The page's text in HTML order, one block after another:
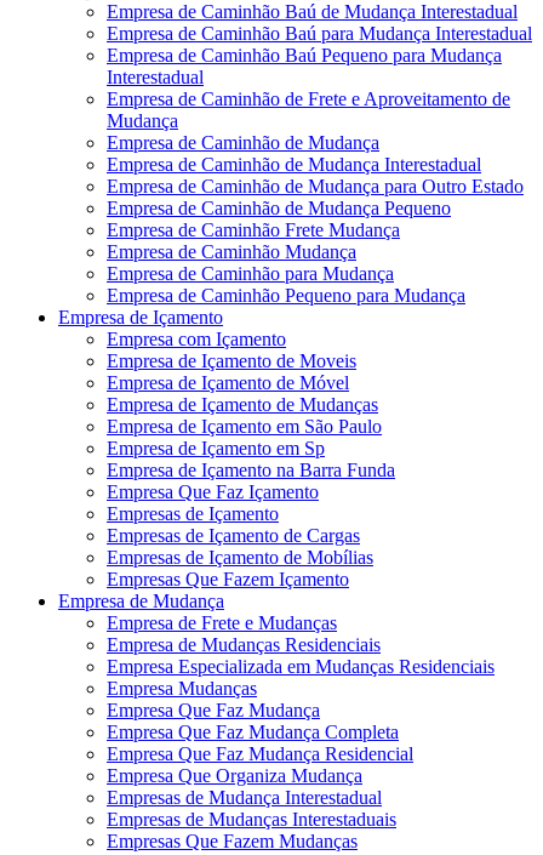
Empresa de Caminhão Baú de Mudança Interestadual
Empresa de Caminhão Baú para Mudança Interestadual
Empresa de Caminhão Baú Pequeno para Mudança
Interestadual
Empresa de Caminhão de Frete e Aproveitamento de
Mudança
Empresa de Caminhão de Mudança
Empresa de Caminhão de Mudança Interestadual
Empresa de Caminhão de Mudança para Outro Estado
Empresa de Caminhão de Mudança Pequeno
Empresa de Caminhão Frete Mudança
Empresa de Caminhão Mudança
Empresa de Caminhão para Mudança
Empresa de Caminhão Pequeno para Mudança
Empresa de Içamento
Empresa com Içamento
Empresa de Içamento de Moveis
Empresa de Içamento de Móvel
Empresa de Içamento de Mudanças
Empresa de Içamento em São Paulo
Empresa de Içamento em Sp
Empresa de Içamento na Barra Funda
Empresa Que Faz Içamento
Empresas de Içamento
Empresas de Içamento de Cargas
Empresas de Içamento de Mobílias
Empresas Que Fazem Içamento
Empresa de Mudança
Empresa de Frete e Mudanças
Empresa de Mudanças Residenciais
Empresa Especializada em Mudanças Residenciais
Empresa Mudanças
Empresa Que Faz Mudança
Empresa Que Faz Mudança Completa
Empresa Que Faz Mudança Residencial
Empresa Que Organiza Mudança
Empresas de Mudança Interestadual
Empresas de Mudanças Interestaduais
Empresas Que Fazem Mudanças